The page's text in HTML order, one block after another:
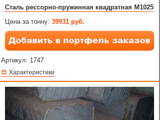
Сталь рессорно-пружинная квадратная M1025
Цена за тонну: 39931 руб.
Артикул: 1747
Характеристики